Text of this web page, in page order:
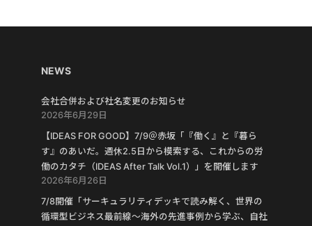
NEWS
会社合併および社名変更のお知らせ
2026年6月29日
【IDEAS FOR GOOD】7/9＠赤坂「『働く』と『暮ら
す』のあいだ。週休2.5日から模索する、これからの労
働のカタチ（IDEAS After Talk Vol.1）」を開催します
2026年6月26日
7/8開催「サーキュラリティデッキで読み解く、世界の
循環型ビジネス最前線〜海外の先進事例から学ぶ、自社